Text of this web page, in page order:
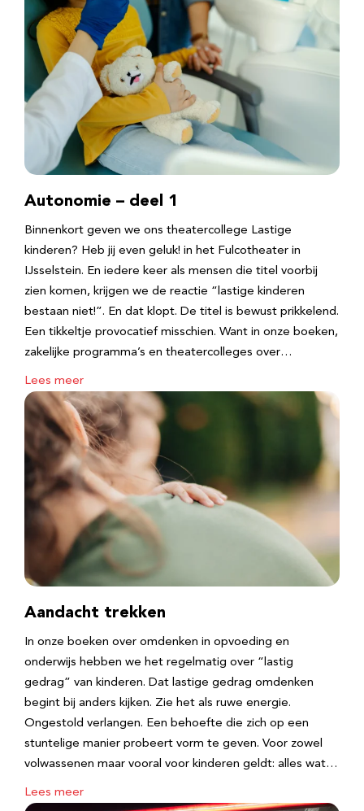
Autonomie – deel 1
Binnenkort geven we ons theatercollege Lastige
kinderen? Heb jij even geluk! in het Fulcotheater in
IJsselstein. En iedere keer als mensen die titel voorbij
zien komen, krijgen we de reactie “lastige kinderen
bestaan niet!”. En dat klopt. De titel is bewust prikkelend.
Een tikkeltje provocatief misschien. Want in onze boeken,
zakelijke programma’s en theatercolleges over…
Lees meer
Aandacht trekken
In onze boeken over omdenken in opvoeding en
onderwijs hebben we het regelmatig over “lastig
gedrag” van kinderen. Dat lastige gedrag omdenken
begint bij anders kijken. Zie het als ruwe energie.
Ongestold verlangen. Een behoefte die zich op een
stuntelige manier probeert vorm te geven. Voor zowel
volwassenen maar vooral voor kinderen geldt: alles wat…
Lees meer